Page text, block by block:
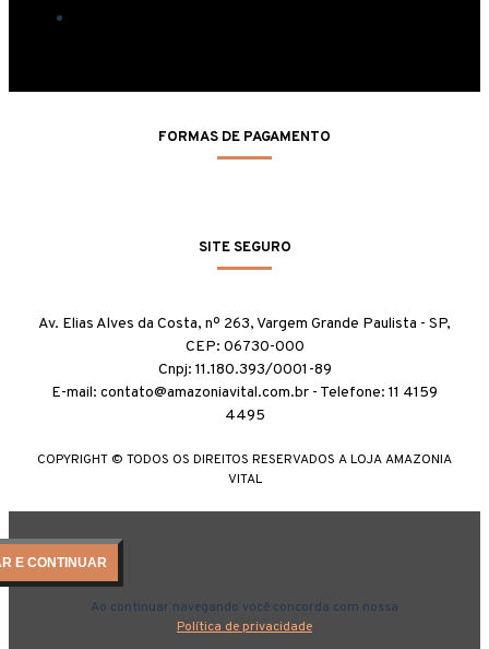
FORMAS DE PAGAMENTO
SITE SEGURO
Av. Elias Alves da Costa, nº 263, Vargem Grande Paulista - SP,
CEP: 06730-000
Cnpj: 11.180.393/0001-89
E-mail: contato@amazoniavital.com.br - Telefone: 11 4159
4495
COPYRIGHT © TODOS OS DIREITOS RESERVADOS A LOJA AMAZONIA
VITAL
E CONTINUAR
Ao continuar navegando você concorda com nossa
Política de privacidade